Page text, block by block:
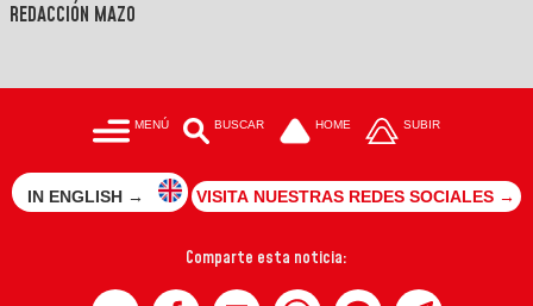
REDACCIÓN MAZO
MENÚ BUSCAR HOME SUBIR
IN ENGLISH → VISITA NUESTRAS REDES SOCIALES →
Comparte esta noticia: